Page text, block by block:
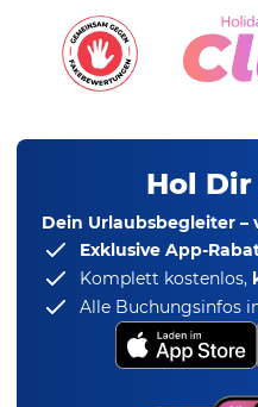
Hol
Dein Urlaubsbegleiter –
Exklusive App-
Komplett kostenlos,
Alle Buchungsinfos